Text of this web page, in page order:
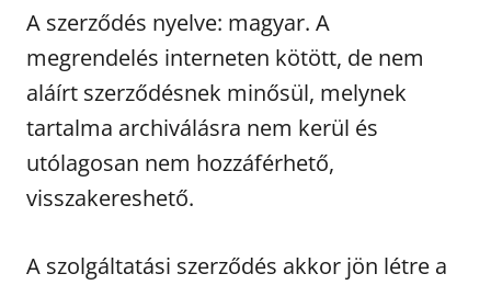
A szerződés nyelve: magyar. A
megrendelés interneten kötött, de nem
aláírt szerződésnek minősül, melynek
tartalma archiválásra nem kerül és
utólagosan nem hozzáférhető,
visszakereshető.
A szolgáltatási szerződés akkor jön létre a